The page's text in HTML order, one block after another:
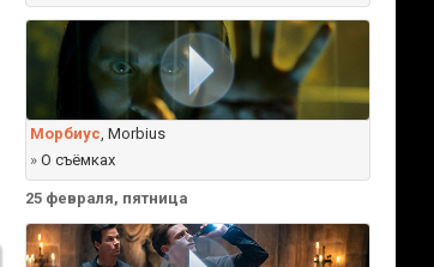
Морбиус, Morbius
» О съёмках
25 февраля, пятница